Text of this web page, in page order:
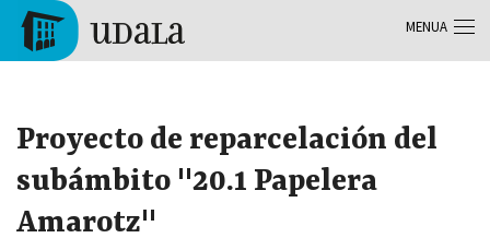
Skip to main content
Proyecto de reparcelación del
subámbito "20.1 Papelera
Amarotz"
MENUA